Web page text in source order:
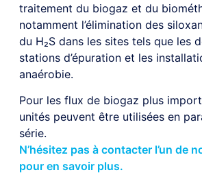
traitement du biogaz et du
notamment l’élimination des
du H₂S dans les sites tels que les
stations d’épuration et les
anaérobie.
Pour les flux de biogaz plus
unités peuvent être utilisées en
série.
N’hésitez pas à contacter l’un de
pour en savoir plus.